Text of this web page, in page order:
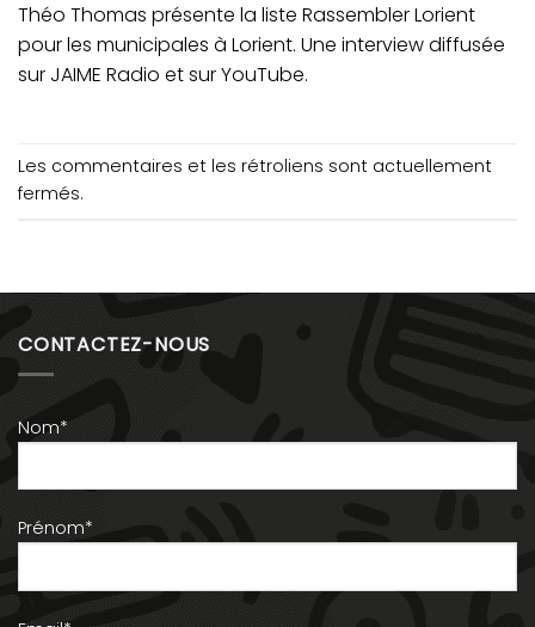
Théo Thomas présente la liste Rassembler Lorient
pour les municipales à Lorient. Une interview diffusée
sur JAIME Radio et sur YouTube.
Les commentaires et les rétroliens sont actuellement
fermés.
CONTACTEZ-NOUS
Nom*
Prénom*